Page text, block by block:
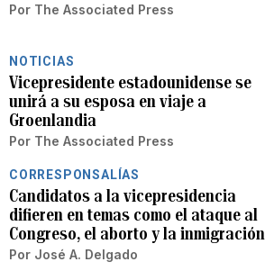
Por The Associated Press
NOTICIAS
Vicepresidente estadounidense se
unirá a su esposa en viaje a
Groenlandia
Por The Associated Press
CORRESPONSALÍAS
Candidatos a la vicepresidencia
difieren en temas como el ataque al
Congreso, el aborto y la inmigración
Por José A. Delgado